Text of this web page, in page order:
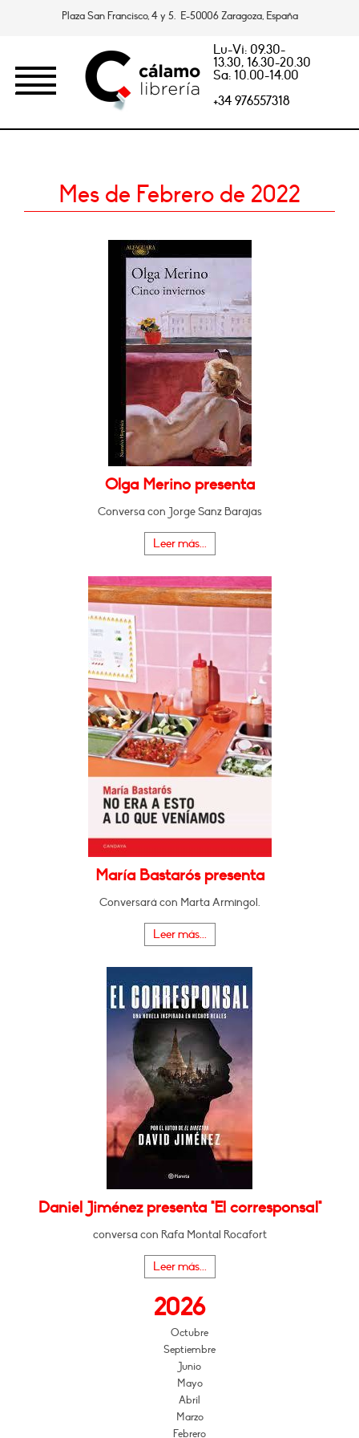
Plaza San Francisco, 4 y 5. E-50006 Zaragoza, España
Lu-Vi: 09.30-
13.30, 16.30-20.30
Sa: 10.00-14.00
+34 976557318
Mes de Febrero de 2022
Olga Merino presenta
Conversa con Jorge Sanz Barajas
Leer más...
María Bastarós presenta
Conversará con Marta Armingol.
Leer más...
Daniel Jiménez presenta "El corresponsal"
conversa con Rafa Montal Rocafort
Leer más...
2026
Octubre
Septiembre
Junio
Mayo
Abril
Marzo
Febrero